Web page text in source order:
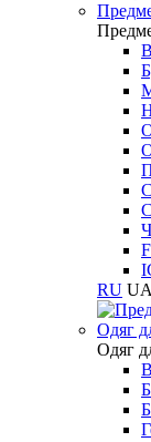
RU UA
Одяг
Одяг